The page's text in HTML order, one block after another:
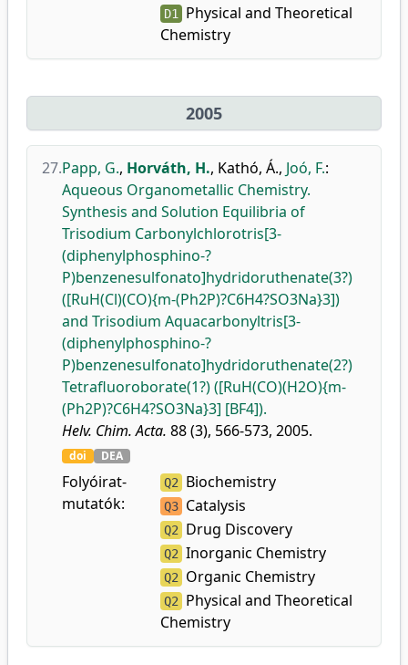
D1
Physical and Theoretical
Chemistry
2005
27.Papp, G., Horváth, H., Kathó, Á., Joó, F.:
Aqueous Organometallic Chemistry.
Synthesis and Solution Equilibria of
Trisodium Carbonylchlorotris[3-
(diphenylphosphino-?
P)benzenesulfonato]hydridoruthenate(3?)
([RuH(Cl)(CO){m-(Ph2P)?C6H4?SO3Na}3])
and Trisodium Aquacarbonyltris[3-
(diphenylphosphino-?
P)benzenesulfonato]hydridoruthenate(2?)
Tetrafluoroborate(1?) ([RuH(CO)(H2O){m-
(Ph2P)?C6H4?SO3Na}3] [BF4]).
Helv. Chim. Acta. 88 (3), 566-573, 2005.
doi DEA
Folyóirat-
mutatók:
Q2 Biochemistry
Q3 Catalysis
Q2 Drug Discovery
Q2 Inorganic Chemistry
Q2 Organic Chemistry
Q2
Physical and Theoretical
Chemistry